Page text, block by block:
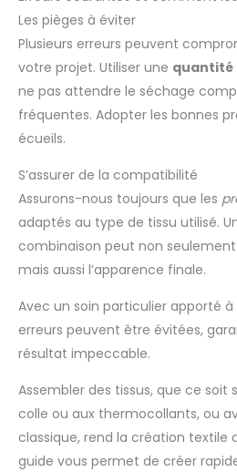
Les pièges à éviter
Plusieurs erreurs peuvent
votre projet. Utiliser une quantité
ne pas attendre le séchage
fréquentes. Adopter les bonnes
écueils.
S’assurer de la compatibilité
Assurons-nous toujours que les
adaptés au type de tissu utilisé.
combinaison peut non
mais aussi l’apparence finale.
Avec un soin particulier apporté à
erreurs peuvent être évitées,
résultat impeccable.
Assembler des tissus, que ce soit
colle ou aux thermocollants, ou
classique, rend la création textile
guide vous permet de créer